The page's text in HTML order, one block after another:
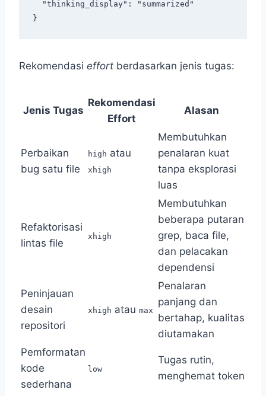
Rekomendasi effort berdasarkan jenis tugas:
Jenis Tugas
Rekomendasi
Effort
Alasan
Perbaikan
bug satu file
high atau
xhigh
Membutuhkan
penalaran kuat
tanpa eksplorasi
luas
Refaktorisasi
lintas file
xhigh
Membutuhkan
beberapa putaran
grep, baca file,
dan pelacakan
dependensi
Peninjauan
desain
repositori
xhigh atau max
Penalaran
panjang dan
bertahap, kualitas
diutamakan
Pemformatan
kode
sederhana
low
Tugas rutin,
menghemat token